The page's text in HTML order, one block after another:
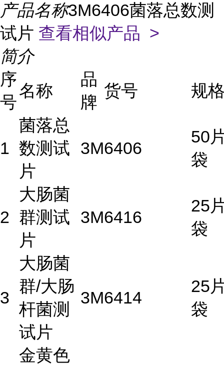
产品名称3M6406菌落总数测
试片 查看相似产品 >
简介
序
号
名称
品
牌
货号 规
1
菌落总
数测试
片
3M6406
50
袋
2
大肠菌
群测试
片
3M6416
25
袋
3
大肠菌
群/大肠
杆菌测
试片
3M6414
25
袋
金黄色